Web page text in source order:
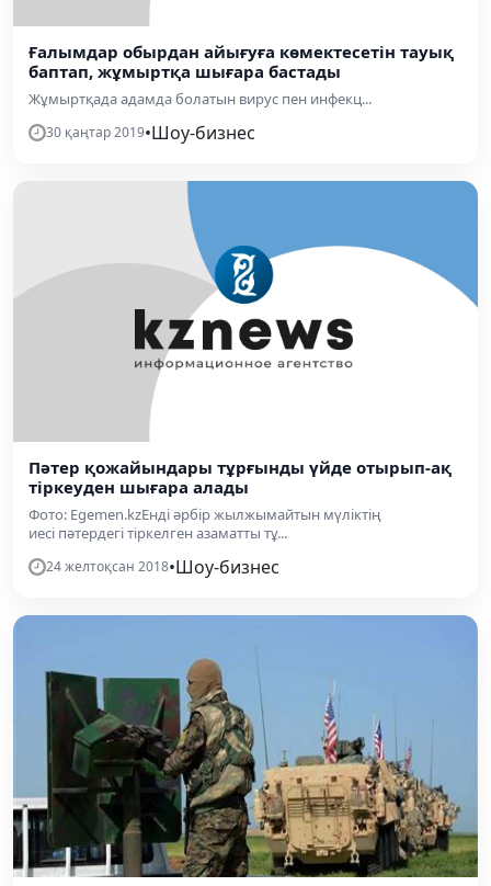
Ғалымдар обырдан айығуға көмектесетін тауық
баптап, жұмыртқа шығара бастады
Жұмыртқада адамда болатын вирус пен инфекц...
30 қаңтар 2019•Шоу-бизнес
Пәтер қожайындары тұрғынды үйде отырып-ақ
тіркеуден шығара алады
Фото: Egemen.kzЕнді әрбір жылжымайтын мүліктің
иесі пәтердегі тіркелген азаматты тұ...
24 желтоқсан 2018•Шоу-бизнес